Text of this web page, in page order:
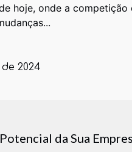
hoje, onde a competição
2024
da Sua